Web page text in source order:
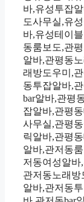
바,유성투잡
도사무실,유
바,유성테이
동룸보도,관
알바,관평동
래방도우미,
동투잡알바,
bar알바,관평
잡알바,관평
사무실,관평
릭알바,관평
알바,관저동
저동여성알바
관저동노래
알바,관저동